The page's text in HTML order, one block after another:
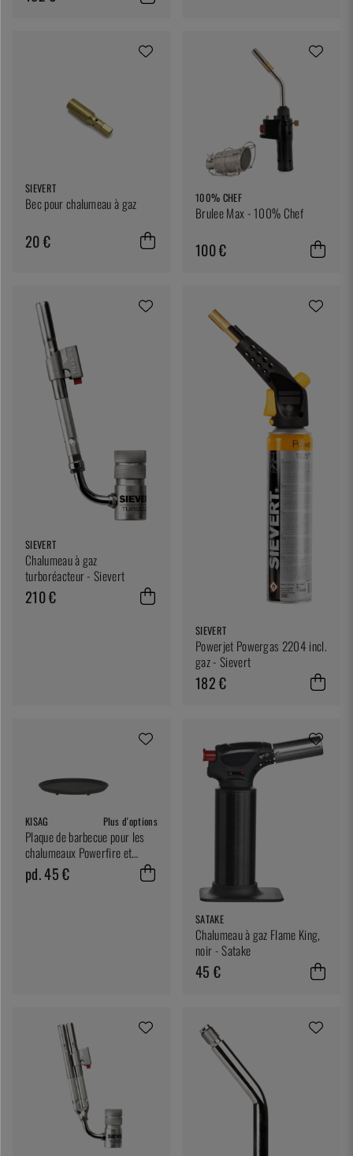
SIEVERT
Bec pour chalumeau à gaz
20 €
100% CHEF
Brulee Max - 100% Chef
100 €
SIEVERT
Chalumeau à gaz
turboréacteur - Sievert
210 €
SIEVERT
Powerjet Powergas 2204 incl.
gaz - Sievert
182 €
KISAG Plus d'options
Plaque de barbecue pour les
chalumeaux Powerfire et
Longfire Blow
pd. 45 €
SATAKE
Chalumeau à gaz Flame King,
noir - Satake
45 €